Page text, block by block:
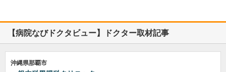
【病院なびドクタビュー】ドクター取材記事
沖縄県那覇市